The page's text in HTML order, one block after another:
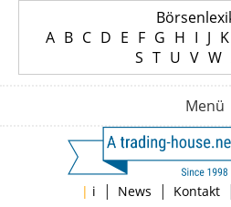
A B C D E F G H I J K
S T U V W
Menü
| i | News | Kontakt |